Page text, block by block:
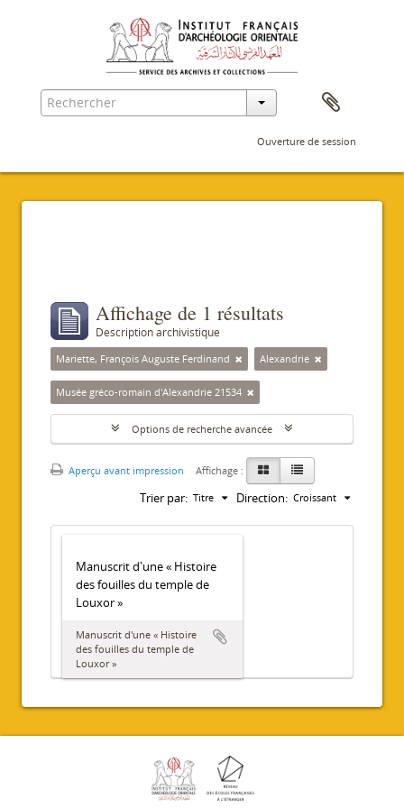
Ouverture de session
Affichage de 1 résultats
Description archivistique
Mariette, François Auguste Ferdinand Alexandrie
Musée gréco-romain d'Alexandrie 21534
Options de recherche avancée
Aperçu avant impression Affichage :
Trier par: Titre Direction: Croissant
Manuscrit d'une « Histoire
des fouilles du temple de
Louxor »
Manuscrit d'une « Histoire
des fouilles du temple de
Louxor »